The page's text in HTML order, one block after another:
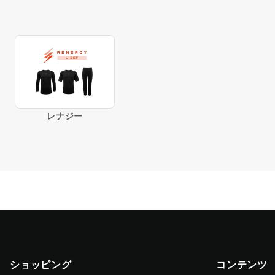
レナジー
ショッピング コンテンツ